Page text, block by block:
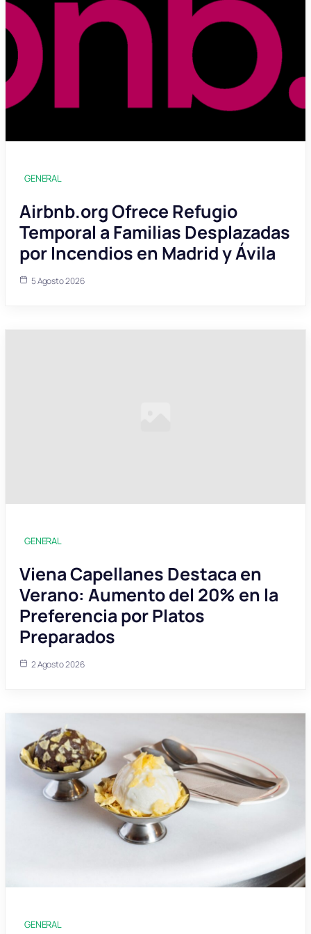
GENERAL
Airbnb.org Ofrece Refugio
Temporal a Familias Desplazadas
por Incendios en Madrid y Ávila
5 Agosto 2026
GENERAL
Viena Capellanes Destaca en
Verano: Aumento del 20% en la
Preferencia por Platos
Preparados
2 Agosto 2026
GENERAL